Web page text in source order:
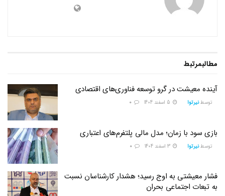
مطالبمرتبط
آینده معیشت در گرو توسعه فناوری‌های اقتصادی
توسط نیرتوا 5 اسفند 1404 0
بازی سود با زمان؛ مدل مالی پلتفرم‌های اعتباری
توسط نیرتوا 3 اسفند 1404 0
فشار معیشتی به اوج رسید؛ هشدار کارشناسان نسبت
به تبعات اجتماعی بحران